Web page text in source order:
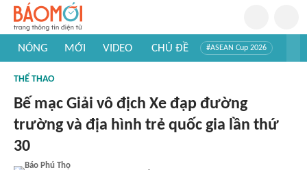
NÓNG MỚI VIDEO CHỦ ĐỀ #ASEAN Cup 2026
#Khám phá thế giới
THỂ THAO
Bế mạc Giải vô địch Xe đạp đường
trường và địa hình trẻ quốc gia lần thứ
30